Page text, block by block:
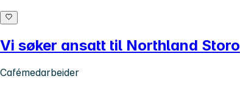
Vi søker ansatt til Northland Storo
Cafémedarbeider